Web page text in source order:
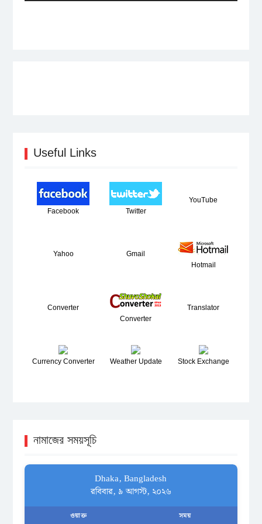
post:
Useful Links
Facebook Twitter
YouTube
Yahoo
Gmail
Hotmail
Converter
Converter
Translator
Currency Converter Weather Update Stock Exchange
নামাজের সময়সূচি
Dhaka, Bangladesh
রবিবার, ৯ আগস্ট, ২০২৬
ওয়াক্ত সময়